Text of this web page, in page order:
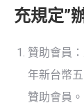
充規定”
贊助會員
年新台幣
贊助會員。